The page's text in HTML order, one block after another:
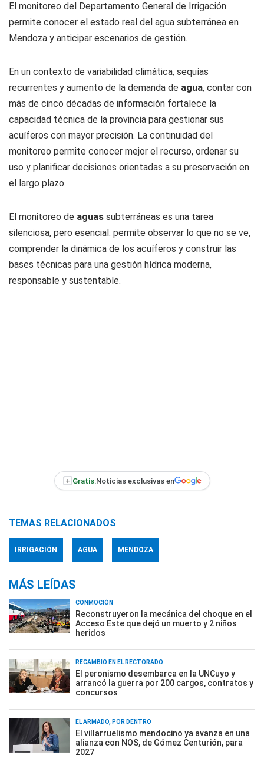
El monitoreo del Departamento General de Irrigación
permite conocer el estado real del agua subterránea en
Mendoza y anticipar escenarios de gestión.
En un contexto de variabilidad climática, sequías
recurrentes y aumento de la demanda de agua, contar con
más de cinco décadas de información fortalece la
capacidad técnica de la provincia para gestionar sus
acuíferos con mayor precisión. La continuidad del
monitoreo permite conocer mejor el recurso, ordenar su
uso y planificar decisiones orientadas a su preservación en
el largo plazo.
El monitoreo de aguas subterráneas es una tarea
silenciosa, pero esencial: permite observar lo que no se ve,
comprender la dinámica de los acuíferos y construir las
bases técnicas para una gestión hídrica moderna,
responsable y sustentable.
+ Gratis:Noticias exclusivas en
TEMAS RELACIONADOS
IRRIGACIÓN AGUA MENDOZA
MÁS LEÍDAS
CONMOCIÓN
Reconstruyeron la mecánica del choque en el
Acceso Este que dejó un muerto y 2 niños
heridos
RECAMBIO EN EL RECTORADO
El peronismo desembarca en la UNCuyo y
arrancó la guerra por 200 cargos, contratos y
concursos
EL ARMADO, POR DENTRO
El villarruelismo mendocino ya avanza en una
alianza con NOS, de Gómez Centurión, para
2027